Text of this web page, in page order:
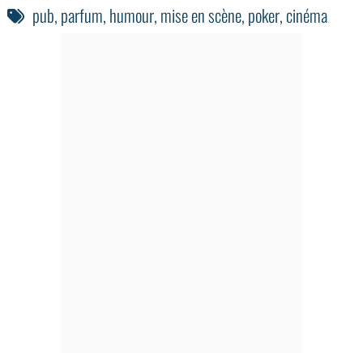
pub,parfum,humour,mise en scène,poker,cinéma